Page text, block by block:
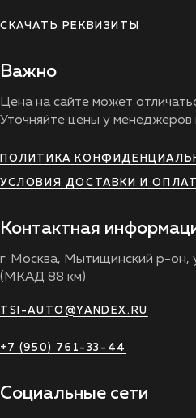
СКАЧАТЬ РЕКВИЗИТЫ
Важно
Цена на сайте может
Уточняйте цены у менеджеров
ПОЛИТИКА
УСЛОВИЯ ДОСТАВКИ И
Контактная
г. Москва, Мытищинский р-он,
(МКАД 88 км)
TSI-AUTO@YANDEX.RU
+7 (950) 761-33-44
Социальные сети